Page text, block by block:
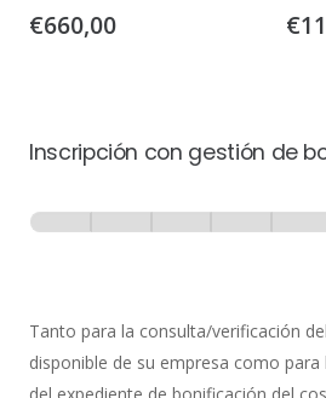
€660,00 €
Inscripción con gestión de
-
de
Bonificación
Tanto para la consulta/verificación
disponible de su empresa como